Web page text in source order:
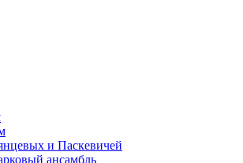
и Паскевичей
ансамбль